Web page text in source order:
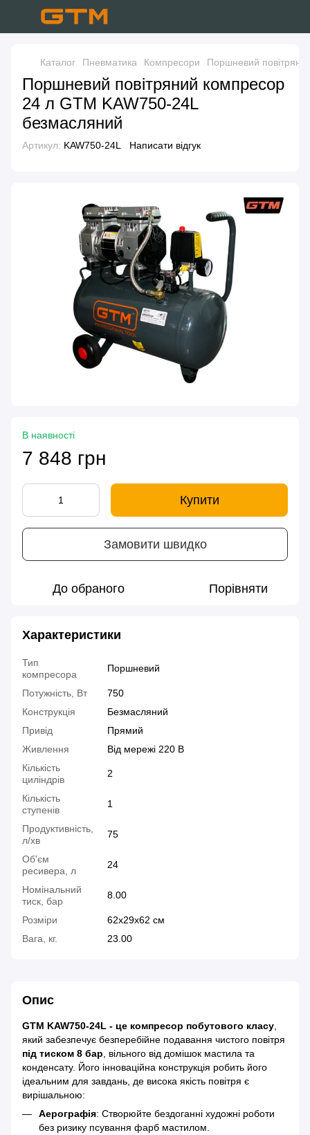
Каталог Пневматика Компресори Поршневий
Поршневий повітряний компресор
24 л GTM KAW750-24L
безмасляний
Артикул: KAW750-24L Написати відгук
В наявності
7 848 грн
Купити
Замовити швидко
До обраного Порівняти
Характеристики
Тип
компресора
Поршневий
Потужність, Вт
750
Конструкція
Безмасляний
Привід
Прямий
Живлення
Від мережі 220 В
Кількість
циліндрів
2
Кількість
ступенів
1
Продуктивність,
л/хв
75
Об'єм
ресивера, л
24
Номінальний
тиск, бар
8.00
Розміри
62х29х62 см
Вага, кг.
23.00
Опис
GTM KAW750-24L - це компресор побутового класу
який забезпечує безперебійне подавання чистого повітря
під тиском 8 бар , вільного від домішок мастила та
конденсату. Його інноваційна конструкція робить його
ідеальним для завдань, де висока якість повітря є
вирішальною:
Аерографія: Створюйте бездоганні художні роботи
без ризику псування фарб мастилом.